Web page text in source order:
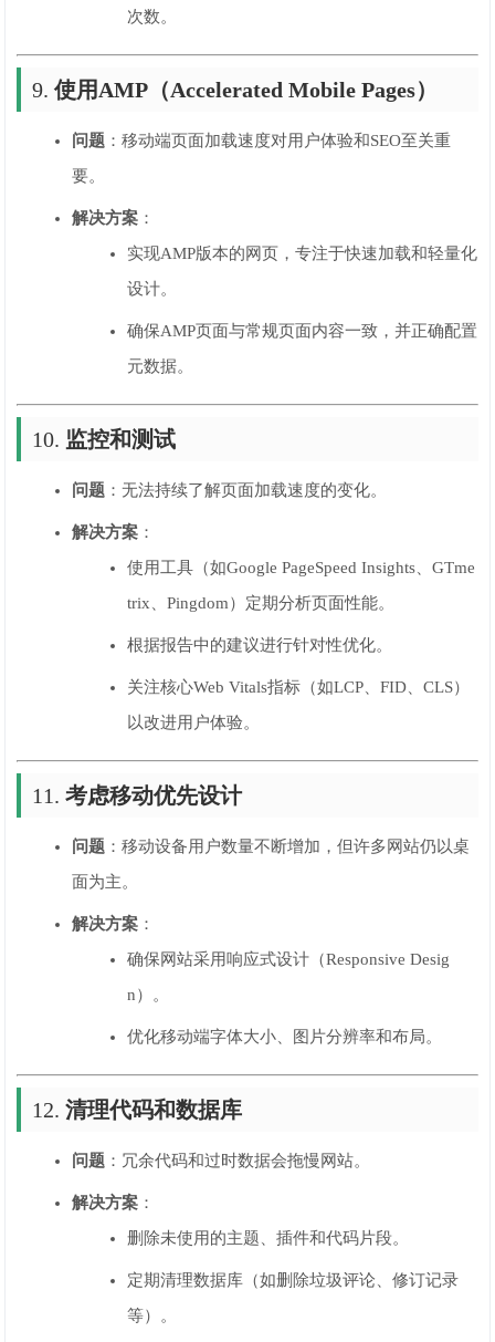
次数。
9.使用AMP（Accelerated Mobile Pages）
问题 ：移动端页面加载速度对用户体验和SEO至关重
要。
解决方案 ：
实现AMP版本的网页，专注于快速加载和轻量化
设计。
确保AMP页面与常规页面内容一致，并正确配置
元数据。
10. 监控和测试
问题 ：无法持续了解页面加载速度的变化。
解决方案 ：
使用工具（如Google PageSpeed Insights、GTme
trix、Pingdom）定期分析页面性能。
根据报告中的建议进行针对性优化。
关注核心Web Vitals指标（如LCP、FID、CLS）
以改进用户体验。
11.考虑移动优先设计
问题 ：移动设备用户数量不断增加，但许多网站仍以桌
面为主。
解决方案 ：
确保网站采用响应式设计（Responsive Desig
n）。
优化移动端字体大小、图片分辨率和布局。
12.清理代码和数据库
问题 ：冗余代码和过时数据会拖慢网站。
解决方案 ：
删除未使用的主题、插件和代码片段。
定期清理数据库（如删除垃圾评论、修订记录
等）。